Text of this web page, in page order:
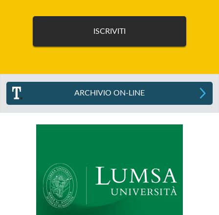
ARCHIVIO ON-LINE